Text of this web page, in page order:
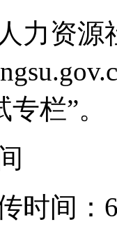
力资源
栏”。
时间：